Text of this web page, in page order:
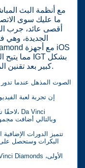
مع أنظمة البث
ما عليك سوى
الجديدة، وهي
كبير بعد تقنين المقامرة على القوارب النهرية في أمريكا.
الصوت المذهل عندما تدور
إن تجربة لعبة
البكرات وستحصل